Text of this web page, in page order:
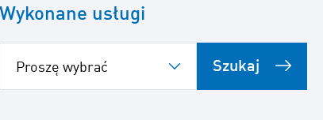
Wykonane usługi
Szukaj